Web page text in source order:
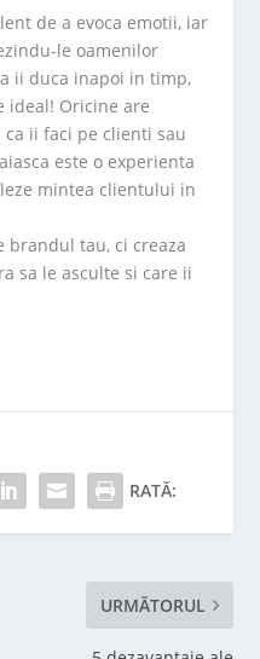
de a evoca emotii, iar
le oamenilor
ii duca inapoi in timp,
ideal! Oricine are
ii faci pe clienti sau
este o experienta
mintea clientului in
brandul tau, ci creaza
sa le asculte si care ii
RATĂ:
URMĂTORUL